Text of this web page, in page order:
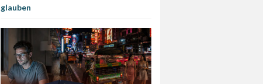
glauben